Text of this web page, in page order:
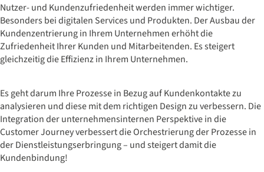
Nutzer- und Kundenzufriedenheit werden immer wichtiger.
Besonders bei digitalen Services und Produkten. Der Ausbau der
Kundenzentrierung in Ihrem Unternehmen erhöht die
Zufriedenheit Ihrer Kunden und Mitarbeitenden. Es steigert
gleichzeitig die Effizienz in Ihrem Unternehmen.
Es geht darum Ihre Prozesse in Bezug auf Kundenkontakte zu
analysieren und diese mit dem richtigen Design zu verbessern. Die
Integration der unternehmensinternen Perspektive in die
Customer Journey verbessert die Orchestrierung der Prozesse in
der Dienstleistungserbringung – und steigert damit die
Kundenbindung!